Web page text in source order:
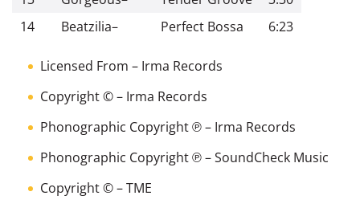
14
Beatzilia– Perfect Bossa 6:23
Licensed From – Irma Records
Copyright ©– Irma Records
Phonographic Copyright ℗– Irma Records
Phonographic Copyright ℗–SoundCheck Music
Copyright ©–TME